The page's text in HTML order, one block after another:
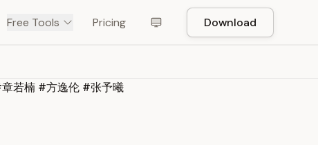
Free Tools Pricing Download
若楠 #方逸伦 #张予曦